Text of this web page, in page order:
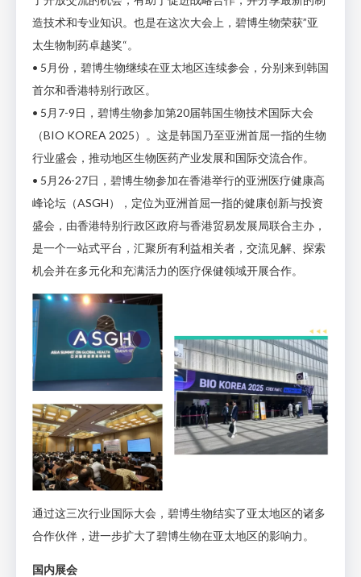
造技术和专业知识。也是在这次大会上，碧博生物荣获”亚
太生物制药卓越奖“。
• 5月份，碧博生物继续在亚太地区连续参会，分别来到韩国
首尔和香港特别行政区。
• 5月7-9日，碧博生物参加第20届韩国生物技术国际大会
（BIO KOREA 2025）。这是韩国乃至亚洲首屈一指的生物
行业盛会，推动地区生物医药产业发展和国际交流合作。
• 5月26-27日，碧博生物参加在香港举行的亚洲医疗健康高
峰论坛（ASGH），定位为亚洲首屈一指的健康创新与投资
盛会，由香港特别行政区政府与香港贸易发展局联合主办，
是一个一站式平台，汇聚所有利益相关者，交流见解、探索
机会并在多元化和充满活力的医疗保健领域开展合作。
通过这三次行业国际大会，碧博生物结实了亚太地区的诸多
合作伙伴，进一步扩大了碧博生物在亚太地区的影响力。
国内展会